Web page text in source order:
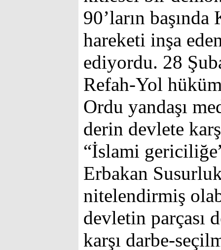
90’ların
hareketi inşa
ediyordu. 28
Refah-Yol
Ordu yandaşı
derin devlete
“İslami
Erbakan
nitelendirmiş
devletin parçası
karşı darbe-